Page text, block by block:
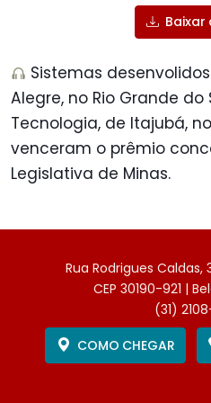
Baixar
Sistemas
Alegre, no Rio Grande do
Tecnologia, de Itajubá,
venceram o prêmio
Legislativa de Minas.
Rua Rodrigues
CEP 30190-921 |
(31)
COMO CHEGAR